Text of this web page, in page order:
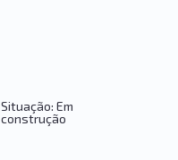
Situação: Em
construção